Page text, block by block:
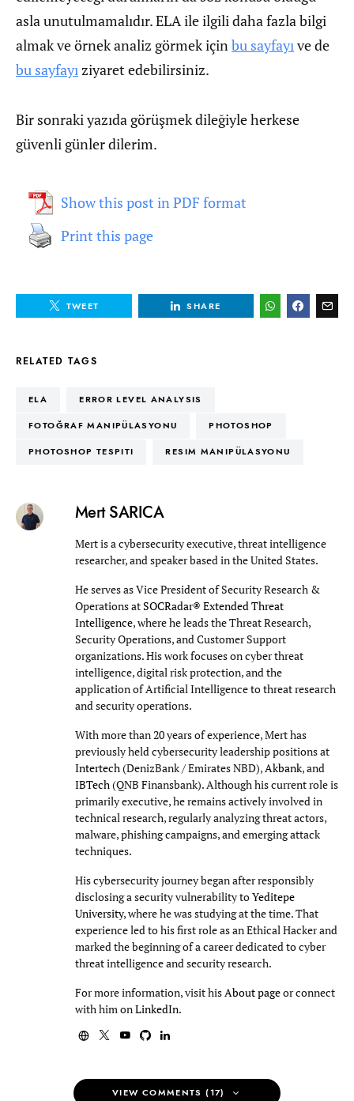
asla unutulmamalıdır. ELA ile ilgili daha fazla bilgi
almak ve örnek analiz görmek içinbu sayfayıve de
bu sayfayıziyaret edebilirsiniz.
Bir sonraki yazıda görüşmek dileğiyle herkese
güvenli günler dilerim.
Show this post in PDF format
Print this page
TWEET SHARE
RELATED TAGS
ELA ERROR LEVEL ANALYSIS
FOTOĞRAF MANIPÜLASYONU PHOTOSHOP
PHOTOSHOP TESPITI RESIM MANIPÜLASYONU
Mert SARICA
Mert is a cybersecurity executive, threat intelligence
researcher, and speaker based in the United States.
He serves as Vice President of Security Research &
Operations atSOCRadar® Extended Threat
Intelligence, where he leads the Threat Research,
Security Operations, and Customer Support
organizations. His work focuses on cyber threat
intelligence, digital risk protection, and the
application of Artificial Intelligence to threat research
and security operations.
With more than 20 years of experience, Mert has
previously held cybersecurity leadership positions at
Intertech(DenizBank / Emirates NBD),Akbank, and
IBTech(QNB Finansbank). Although his current role is
primarily executive, he remains actively involved in
technical research, regularly analyzing threat actors,
malware, phishing campaigns, and emerging attack
techniques.
His cybersecurity journey began after responsibly
disclosing a security vulnerability toYeditepe
University, where he was studying at the time. That
experience led to his first role as an Ethical Hacker and
marked the beginning of a career dedicated to cyber
threat intelligence and security research.
For more information, visit hisAbout pageor connect
with him onLinkedIn.
VIEW COMMENTS (17)